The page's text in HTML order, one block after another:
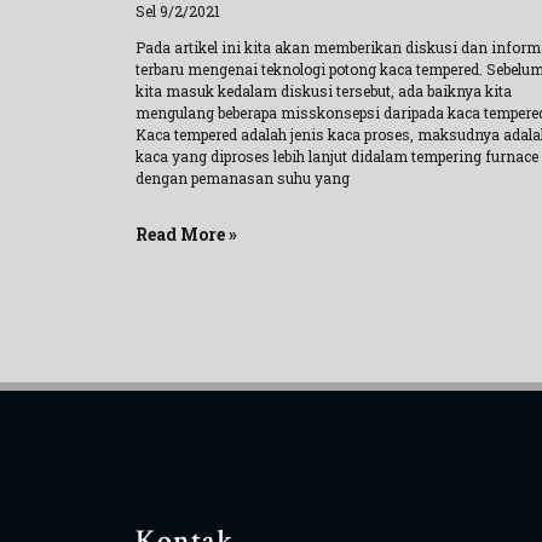
Sel 9/2/2021
Pada artikel ini kita akan memberikan diskusi dan
terbaru mengenai teknologi potong kaca tempered. Sebelum
kita masuk kedalam diskusi tersebut, ada baiknya kita
mengulang beberapa misskonsepsi daripada kaca
Kaca tempered adalah jenis kaca proses, maksudnya
kaca yang diproses lebih lanjut didalam tempering furnace
dengan pemanasan suhu yang
Read More »